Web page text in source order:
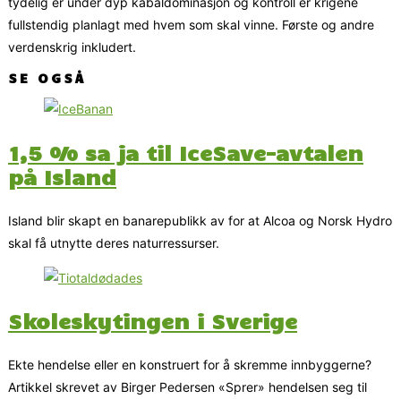
fullstendig planlagt med hvem som skal vinne. Første og andre
verdenskrig inkludert.
SE OGSÅ
1,5 % sa ja til IceSave-avtalen
på Island
Island blir skapt en banarepublikk av for at Alcoa og Norsk Hydro
skal få utnytte deres naturressurser.
Skoleskytingen i Sverige
Ekte hendelse eller en konstruert for å skremme innbyggerne?
Artikkel skrevet av Birger Pedersen «Sprer» hendelsen seg til